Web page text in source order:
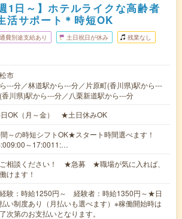
1日～】ホテルライクな高齢者
活サポート＊時短OK
費別途支給あり 土日祝日が休み 残業なし
市
---分／林道駅から---分／片原町(香川県)駅から---
川県)駅から---分／八栗新道駅から---分
OK（月～金） ★土日休みOK
～の時短シフトOK★スタート時間選べます！
～17:0011:…
相談ください！ ★急募 ★職場が気に入れば、
けます！
験：時給1250円～ 経験者：時給1350円～★日
い制度あり（月払いも選べます）※稼働開始時は
次第のお支払いとなります。